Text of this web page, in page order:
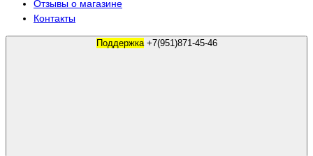
Отзывы о магазине
Контакты
Поддержка +7(951)871-45-46